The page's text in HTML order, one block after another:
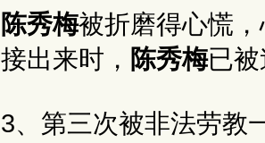
陈秀梅被折磨得心慌
接出来时， 陈秀梅已
3、第三次被非法劳教